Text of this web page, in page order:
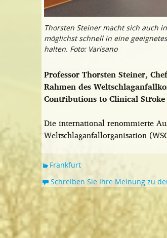
Thorsten Steiner macht sich auch
möglichst schnell in eine
halten. Foto: Varisano
Professor Thorsten Steiner,
Rahmen des
Contributions to Clinical Stroke
Die international renommierte
Weltschlaganfallorganisation
Frankfurt
Schreiben Sie Ihre Meinung zu